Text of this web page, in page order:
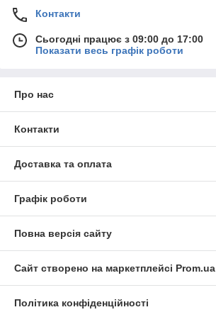
Контакти
Сьогодні працює з 09:00 до 17:00
Показати весь графік роботи
Про нас
Контакти
Доставка та оплата
Графік роботи
Повна версія сайту
Сайт створено на маркетплейсі Prom.ua
Політика конфіденційності